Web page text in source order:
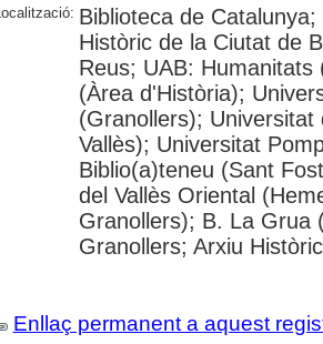
Localització: Biblioteca de
Històric de la Ciutat de
Reus; UAB:
(Àrea d'Història);
(Granollers);
Vallès); Universitat
Biblio(a)teneu (Sant
del Vallès Oriental
Granollers); B. La Grua
Granollers; Arxiu
Enllaç permanent a aquest